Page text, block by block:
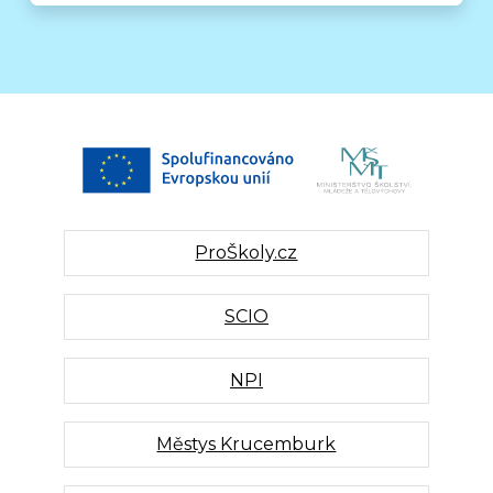
ProŠkoly.cz
SCIO
NPI
Městys Krucemburk